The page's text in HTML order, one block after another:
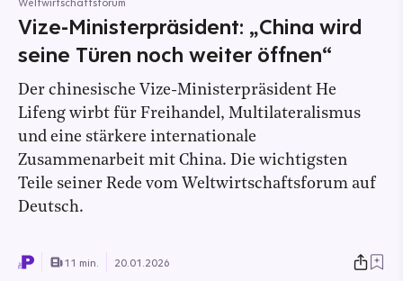
Vize-Ministerpräsident: „China wird
seine Türen noch weiter öffnen“
Der chinesische Vize-Ministerpräsident He
Lifeng wirbt für Freihandel, Multilateralismus
und eine stärkere internationale
Zusammenarbeit mit China. Die wichtigsten
Teile seiner Rede vom Weltwirtschaftsforum auf
Deutsch.
11 min. 20.01.2026